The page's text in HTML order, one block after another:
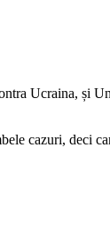
Ucraina, și
cazuri, deci